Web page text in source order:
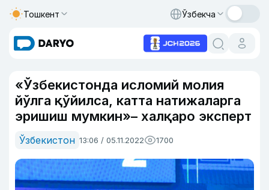
Тошкент Ўзбекча
«Ўзбекистонда исломий молия
йўлга қўйилса, катта натижаларга
эришиш мумкин»– халқаро эксперт
Ўзбекистон 13:06 / 05.11.2022 1700